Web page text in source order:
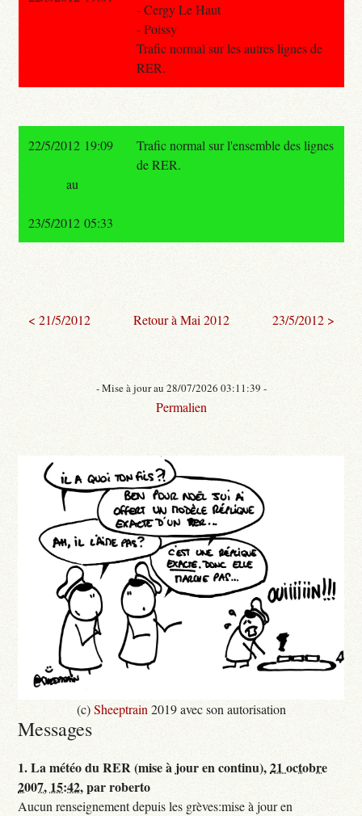
- Cergy Le Haut
- Poissy
Trafic normal sur les autres lignes de
RER.
22/5/2012 19:09
Trafic normal sur l'ensemble des lignes
de RER.
au
23/5/2012 05:33
< 21/5/2012 Retour à Mai 2012 23/5/2012 >
- Mise à jour au 28/07/2026 03:11:39 -
Permalien
(c)Sheeptrain 2019 avec son autorisation
Messages
1.La météo du RER (mise à jour en continu),21 octobre
2007, 15:42,parroberto
Aucun renseignement depuis les grèves:mise à jour en